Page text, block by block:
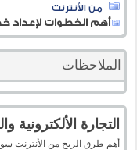
من الأنترنت
أهم الخطوات لإعداد
الملاحظات
التجارة الألكترونية
أهم طرق الربح من الأنترنت